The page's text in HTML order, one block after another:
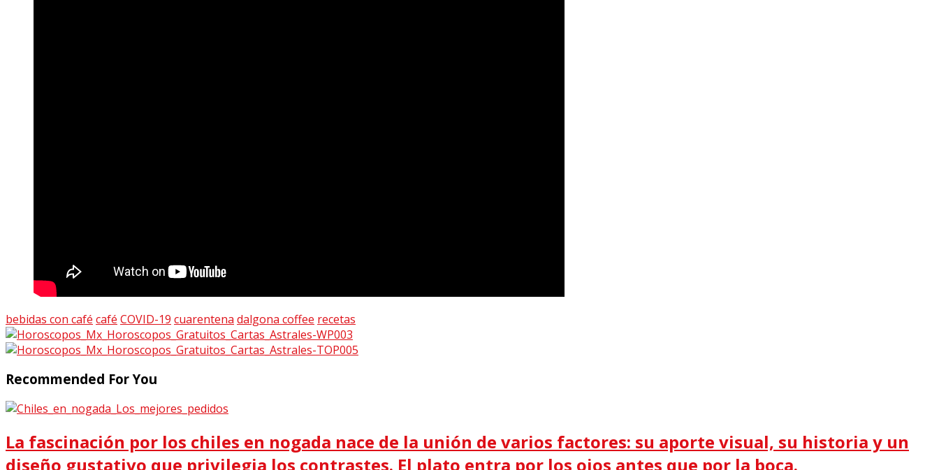
bebidas con café café COVID-19 cuarentena dalgona coffee recetas
Recommended For You
La fascinación por los chiles en nogada nace de la unión de varios factores: su aporte visual, su historia y un
diseño gustativo que privilegia los contrastes. El plato entra por los ojos antes que por la boca.